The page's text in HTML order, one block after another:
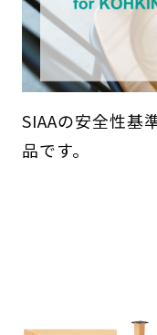
SIAAの安全性基
品です。